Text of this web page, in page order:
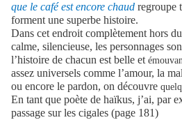
que le café est encore chaud regroupe
forment une superbe histoire.
Dans cet endroit complètement hors
calme, silencieuse, les personnages
l’histoire de chacun est belle et
assez universels comme l’amour, la
ou encore le pardon, on découvre
En tant que poète de haïkus, j’ai, par
passage sur les cigales (page 181)